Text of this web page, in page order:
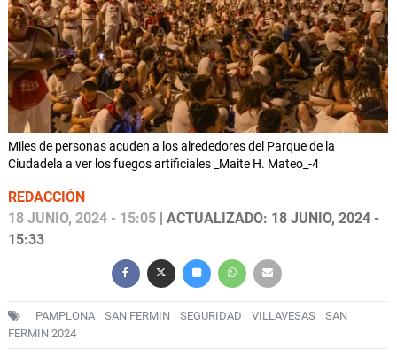
Miles de personas acuden a los alrededores del Parque de la
Ciudadela a ver los fuegos artificiales _Maite H. Mateo_-4
REDACCIÓN
18 JUNIO, 2024 - 15:05 | ACTUALIZADO: 18 JUNIO, 2024 -
15:33
PAMPLONA SAN FERMIN SEGURIDAD VILLAVESAS
SAN
FERMIN 2024